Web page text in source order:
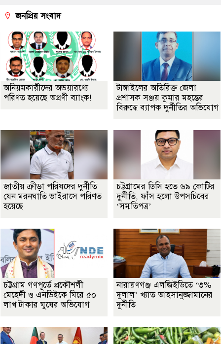
জনপ্রিয় সংবাদ
অনিয়মকারীদের অভয়ারণ্যে
পরিণত হয়েছে অগ্রণী ব্যাংক!
টাঙ্গাইলের অতিরিক্ত জেলা
প্রশাসক সঞ্জয় কুমার মহন্তের
বিরুদ্ধে ব্যাপক দুর্নীতির অভিযোগ
জাতীয় ক্রীড়া পরিষদের দুর্নীতি
যেন মরনঘাতি ভাইরাসে পরিণত
হয়েছে
চট্টগ্রামের ডিসি হতে ৬৯ কোটির
দুর্নীতি, ফাঁস হলো উপসচিবের
‘সম্মতিপত্র’
চট্টগ্রাম গণপূর্তে প্রকৌশলী
মেহেদী ও এনডিইকে ঘিরে ৫০
লাখ টাকার ঘুষের অভিযোগ
নারায়ণগঞ্জ এলজিইডিতে ‘৩%
দুলাল’ খ্যাত আহসানুজ্জামানের
দুর্নীতি